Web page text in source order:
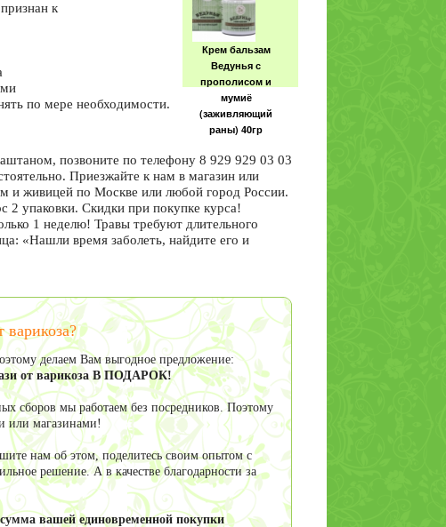
Крем бальзам
Ведунья с
прополисом и
мумиё
(заживляющий
раны) 40гр
к
по мере необходимости.
позвоните по телефону 8 929 929 03 03
Приезжайте к нам в магазин или
и живицей по Москве или любой город России.
упаковки. Скидки при покупке курса!
1 неделю! Травы требуют длительного
«Нашли время заболеть, найдите его и
делаем Вам выгодное предложение:
от варикоза В ПОДАРОК!
сборов мы работаем без посредников. Поэтому
или магазинами!
нам об этом, поделитесь своим опытом с
решение. А в качестве благодарности за
вашей единовременной покупки